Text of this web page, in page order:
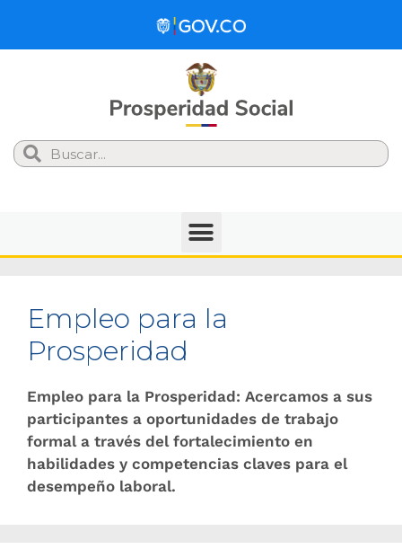
Search
Empleo para la
Prosperidad
Empleo para la Prosperidad: Acercamos a sus
participantes a oportunidades de trabajo
formal a través del fortalecimiento en
habilidades y competencias claves para el
desempeño laboral.